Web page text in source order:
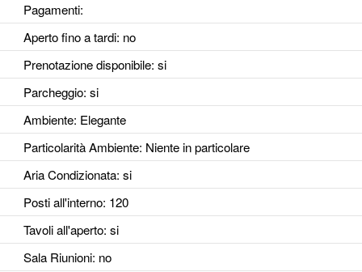
Pagamenti:
Aperto fino a tardi: no
Prenotazione disponibile: si
Parcheggio: si
Ambiente: Elegante
Particolarità Ambiente: Niente in particolare
Aria Condizionata: si
Posti all'interno: 120
Tavoli all'aperto: si
Sala Riunioni: no